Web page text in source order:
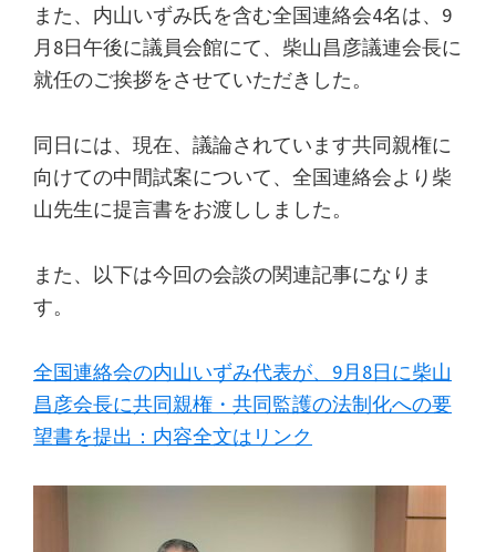
また、内山いずみ氏を含む全国連絡会4名は、9
月8日午後に議員会館にて、柴山昌彦議連会長に
就任のご挨拶をさせていただきした。
同日には、現在、議論されています共同親権に
向けての中間試案について、全国連絡会より柴
山先生に提言書をお渡ししました。
また、以下は今回の会談の関連記事になりま
す。
全国連絡会の内山いずみ代表が、9月8日に柴山
昌彦会長に共同親権・共同監護の法制化への要
望書を提出：内容全文はリンク